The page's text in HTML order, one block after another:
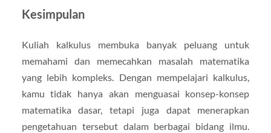
Kesimpulan
Kuliah kalkulus membuka banyak peluang untuk
memahami dan memecahkan masalah matematika
yang lebih kompleks. Dengan mempelajari kalkulus,
kamu tidak hanya akan menguasai konsep-konsep
matematika dasar, tetapi juga dapat menerapkan
pengetahuan tersebut dalam berbagai bidang ilmu.